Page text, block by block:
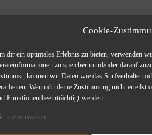
Cookie-
dir ein optimales Erlebnis zu bieten, verwenden
zu speichern und/oder darauf
können wir Daten wie das Surfverhalten
Wenn du deine Zustimmung nicht erteilst
Funktionen beeinträchtigt werden.
verwalten